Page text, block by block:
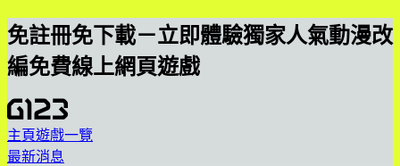
免註冊免下載－立即體驗獨家人氣動漫改
編免費線上網頁遊戲
主頁遊戲一覽
最新消息